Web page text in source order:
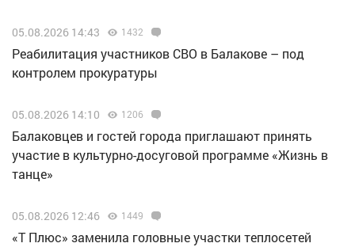
05.08.2026 14:43 1432
Реабилитация участников СВО в Балакове – под
контролем прокуратуры
05.08.2026 14:10 1206
Балаковцев и гостей города приглашают принять
участие в культурно-досуговой программе «Жизнь в
танце»
05.08.2026 12:46 1449
«Т Плюс» заменила головные участки теплосетей